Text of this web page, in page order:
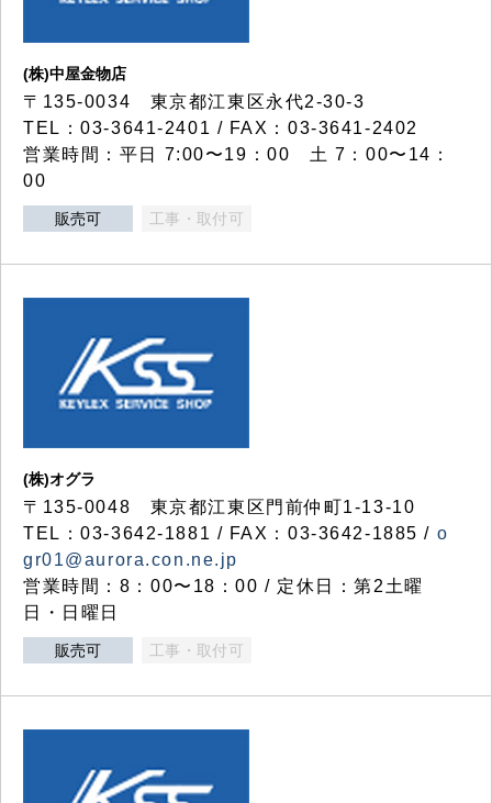
(株)中屋金物店
〒135-0034 東京都江東区永代2-30-3
TEL：03-3641-2401 / FAX：03-3641-2402
営業時間：平日 7:00〜19：00 土 7：00〜14：
00
販売可 工事・取付可
(株)オグラ
〒135-0048 東京都江東区門前仲町1-13-10
TEL：03-3642-1881 / FAX：03-3642-1885 / o
gr01@aurora.con.ne.jp
営業時間：8：00〜18：00 / 定休日：第2土曜
日・日曜日
販売可 工事・取付可